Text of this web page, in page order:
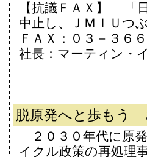
【抗議ＦＡＸ】 「
中止し、ＪＭＩＵつ
ＦＡＸ：０３－３６
社長：マーティン・
脱原発へと歩もう
２０３０年代に原
イクル政策の再処理